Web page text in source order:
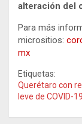
alteración del
Para más
micrositios:
mx
Etiquetas:
Querétaro con
leve de COVID-19